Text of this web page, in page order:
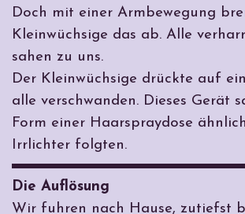
Doch mit einer Armbewegung
Kleinwüchsige das ab. Alle
sahen zu uns.
Der Kleinwüchsige drückte auf
alle verschwanden. Dieses Gerät
Form einer Haarspraydose
Irrlichter folgten.
Die Auflösung
Wir fuhren nach Hause, zutiefst